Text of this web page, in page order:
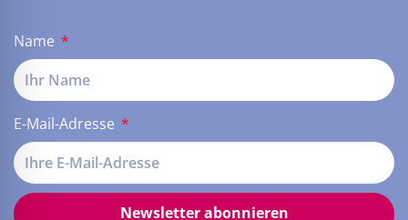
Name
E-Mail-Adresse
Newsletter abonnieren